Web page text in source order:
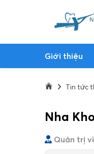
Giới thiệu
Tin tức
Nha
Quản trị